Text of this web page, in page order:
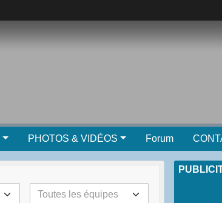
PHOTOS & VIDÉOS Forum